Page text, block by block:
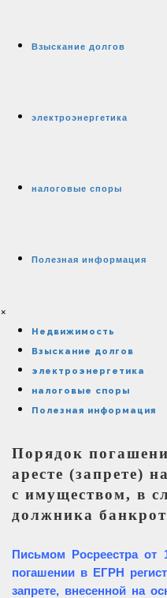
Взыскание долгов
электроэнергетика
налоговые споры
Полезная информация
×
Недвижимость
Взыскание долгов
электроэнергетика
налоговые споры
Полезная информация
Порядок
аресте (запрете)
с имуществом, в
должника
Письмом Росреестра от
погашении в ЕГРН
запрете, внесенной на